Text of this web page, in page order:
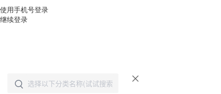
使用手机号登录
继续登录